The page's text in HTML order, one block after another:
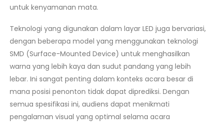
untuk kenyamanan mata.
Teknologi yang digunakan dalam layar LED juga bervariasi,
dengan beberapa model yang menggunakan teknologi
SMD (Surface-Mounted Device) untuk menghasilkan
warna yang lebih kaya dan sudut pandang yang lebih
lebar. Ini sangat penting dalam konteks acara besar di
mana posisi penonton tidak dapat diprediksi. Dengan
semua spesifikasi ini, audiens dapat menikmati
pengalaman visual yang optimal selama acara